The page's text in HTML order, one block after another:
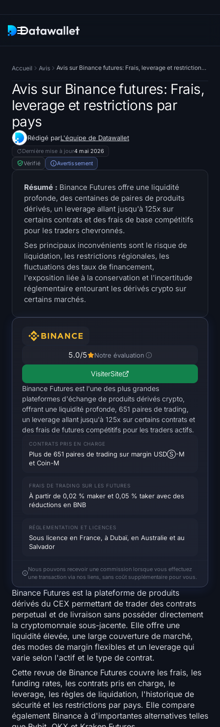
Recherche
Traqueurs d'ETF
ETF Bitcoin
ETF Ethereum
Hyperliquid ETF
Trésoreries
Trésoreries Bitcoin
Trésoreries Ethereum
Trésoreries Solana
Toutes les Liquidations
Carte thermique du BTC
Carte thermique de l'ETH
Carte thermique SOL
Carte thermique ZEC
Dominance du Bitcoin
Altcoin Season Index
Indice de Peur et de Cupidité
Carte thermique du RSI
Funding Rates
open interest
Valeur Totale Verrouillée
Rainbow Chart
Accueil Avis Avis sur Binance futures: Frais, leverage et restrictions par pays
Avis sur Binance futures: Frais,
leverage et restrictions par
pays
Rédigé parL'équipe de Datawallet
Dernière mise à jour4 mai 2026
Vérifié
Avertissement
Résumé : Binance Futures offre une liquidité
profonde, des centaines de paires de produits
dérivés, un leverage allant jusqu'à 125x sur
certains contrats et des frais de base compétitifs
pour les traders chevronnés.
Ses principaux inconvénients sont le risque de
liquidation, les restrictions régionales, les
fluctuations des taux de financement,
l'exposition liée à la conservation et l'incertitude
réglementaire entourant les dérivés crypto sur
certains marchés.
5.0/5 Notre évaluation
VisiterSite
Binance Futures est l'une des plus grandes
plateformes d'échange de produits dérivés crypto,
offrant une liquidité profonde, 651 paires de trading,
un leverage allant jusqu'à 125x sur certains contrats et
des frais de futures compétitifs pour les traders actifs.
CONTRATS PRIS EN CHARGE
Plus de 651 paires de trading sur margin USDⓈ-M
et Coin-M
FRAIS DE TRADING SUR LES FUTURES
À partir de 0,02 % maker et 0,05 % taker avec des
réductions en BNB
RÉGLEMENTATION ET LICENCES
Sous licence en France, à Dubaï, en Australie et au
Salvador
Nous pouvons recevoir une commission lorsque vous effectuez
une transaction via nos liens, sans coût supplémentaire pour vous.
Binance Futures est la plateforme de produits
dérivés du CEX permettant de trader des contrats
perpetual et de livraison sans posséder directement
la cryptomonnaie sous-jacente. Elle offre une
liquidité élevée, une large couverture de marché,
des modes de margin flexibles et un leverage qui
varie selon l'actif et le type de contrat.
Cette revue de Binance Futures couvre les frais, les
funding rates, les contrats pris en charge, le
leverage, les règles de liquidation, l'historique de
sécurité et les restrictions par pays. Elle compare
également Binance à d'importantes alternatives telles